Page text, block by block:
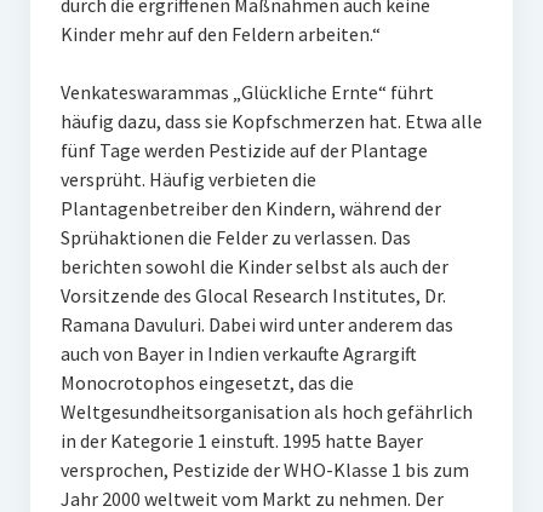
durch die ergriffenen Maßnahmen auch keine
Kinder mehr auf den Feldern arbeiten.“
Venkateswarammas „Glückliche Ernte“ führt
häufig dazu, dass sie Kopfschmerzen hat. Etwa alle
fünf Tage werden Pestizide auf der Plantage
versprüht. Häufig verbieten die
Plantagenbetreiber den Kindern, während der
Sprühaktionen die Felder zu verlassen. Das
berichten sowohl die Kinder selbst als auch der
Vorsitzende des Glocal Research Institutes, Dr.
Ramana Davuluri. Dabei wird unter anderem das
auch von Bayer in Indien verkaufte Agrargift
Monocrotophos eingesetzt, das die
Weltgesundheitsorganisation als hoch gefährlich
in der Kategorie 1 einstuft. 1995 hatte Bayer
versprochen, Pestizide der WHO-Klasse 1 bis zum
Jahr 2000 weltweit vom Markt zu nehmen. Der